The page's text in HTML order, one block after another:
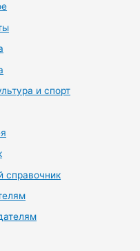
и спорт
справочник